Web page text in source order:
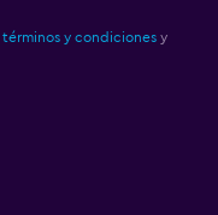
términos y condiciones y